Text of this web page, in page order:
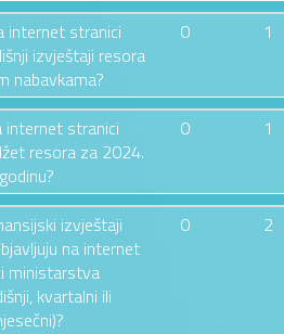
internet stranici
izvještaji resora
nabavkama?
0 1
internet stranici
resora za 2024.
godinu?
0 1
izvještaji
na internet
ministarstva
kvartalni ili
0 2